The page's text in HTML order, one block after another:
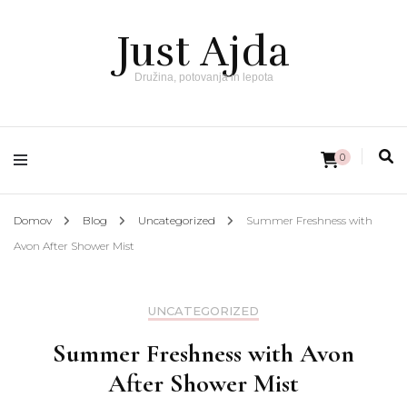
Just Ajda
Družina, potovanja in lepota
0
Domov Blog Uncategorized
Summer Freshness with
Avon After Shower Mist
UNCATEGORIZED
Summer Freshness with Avon
After Shower Mist